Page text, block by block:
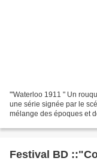
'''Waterloo 1911 " Un
une série signée par le
mélange des époques et